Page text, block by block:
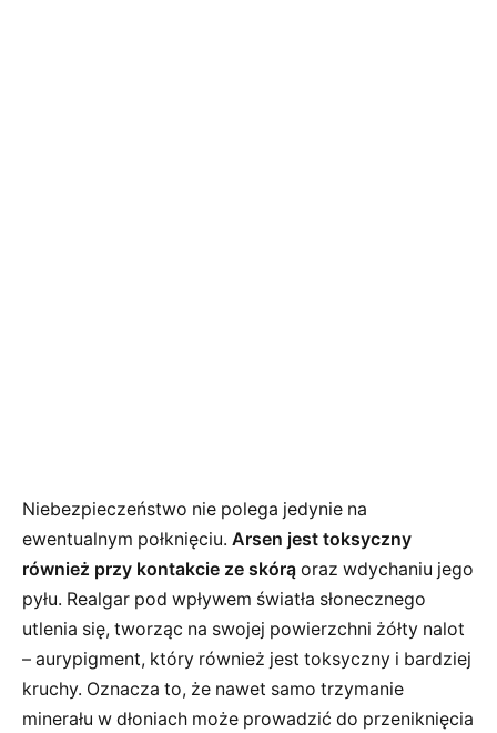
Niebezpieczeństwo nie polega jedynie na
ewentualnym połknięciu. Arsen jest toksyczny
również przy kontakcie ze skórą oraz wdychaniu jego
pyłu. Realgar pod wpływem światła słonecznego
utlenia się, tworząc na swojej powierzchni żółty nalot
– aurypigment, który również jest toksyczny i bardziej
kruchy. Oznacza to, że nawet samo trzymanie
minerału w dłoniach może prowadzić do przeniknięcia